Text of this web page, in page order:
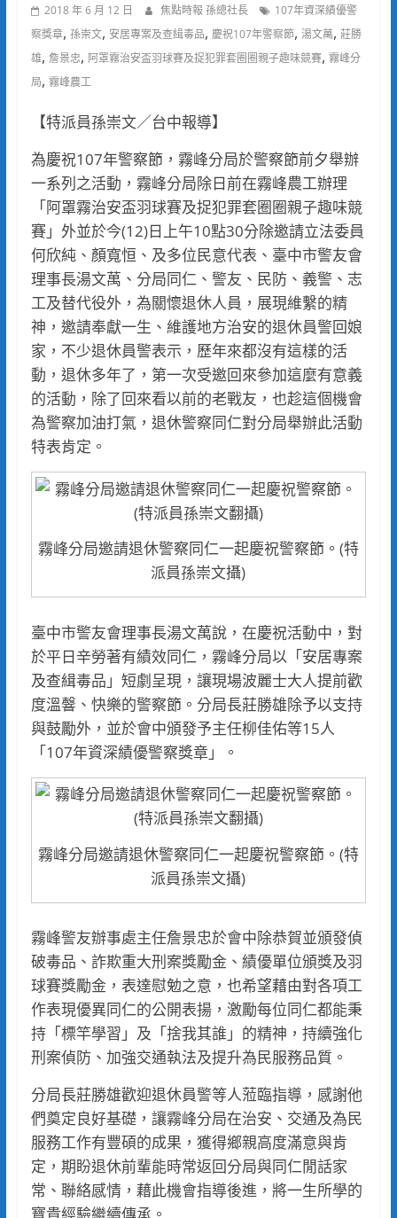
2018 年 6 月 12 日 焦點時報 孫總社長
107年資深績優警
察獎章, 孫崇文, 安居專案及查緝毒品, 慶祝107年警察節, 湯文萬, 莊勝
雄, 詹景忠, 阿罩霧治安盃羽球賽及捉犯罪套圈圈親子趣味競賽, 霧峰分
局, 霧峰農工
【特派員孫崇文／台中報導】
為慶祝107年警察節，霧峰分局於警察節前夕舉辦
一系列之活動，霧峰分局除日前在霧峰農工辦理
「阿罩霧治安盃羽球賽及捉犯罪套圈圈親子趣味競
賽」外並於今(12)日上午10點30分除邀請立法委員
何欣純、顏寬恒、及多位民意代表、臺中市警友會
理事長湯文萬、分局同仁、警友、民防、義警、志
工及替代役外，為關懷退休人員，展現維繫的精
神，邀請奉獻一生、維護地方治安的退休員警回娘
家，不少退休員警表示，歷年來都沒有這樣的活
動，退休多年了，第一次受邀回來參加這麼有意義
的活動，除了回來看以前的老戰友，也趁這個機會
為警察加油打氣，退休警察同仁對分局舉辦此活動
特表肯定。
霧峰分局邀請退休警察同仁一起慶祝警察節。(特
派員孫崇文攝)
臺中市警友會理事長湯文萬說，在慶祝活動中，對
於平日辛勞著有績效同仁，霧峰分局以「安居專案
及查緝毒品」短劇呈現，讓現場波麗士大人提前歡
度溫韾、快樂的警察節。分局長莊勝雄除予以支持
與鼓勵外，並於會中頒發予主任柳佳佑等15人
「107年資深績優警察獎章」。
霧峰分局邀請退休警察同仁一起慶祝警察節。(特
派員孫崇文攝)
霧峰警友辦事處主任詹景忠於會中除恭賀並頒發偵
破毒品、詐欺重大刑案獎勵金、績優單位頒獎及羽
球賽獎勵金，表達慰勉之意，也希望藉由對各項工
作表現優異同仁的公開表揚，激勵每位同仁都能秉
持「標竿學習」及「捨我其誰」的精神，持續強化
刑案偵防、加強交通執法及提升為民服務品質。
分局長莊勝雄歡迎退休員警等人蒞臨指導，感謝他
們奠定良好基礎，讓霧峰分局在治安、交通及為民
服務工作有豐碩的成果，獲得鄉親高度滿意與肯
定，期盼退休前輩能時常返回分局與同仁閒話家
常、聯絡感情，藉此機會指導後進，將一生所學的